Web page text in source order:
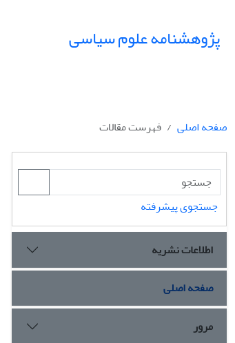
پژوهشنامه علوم سیاسی
صفحه اصلی
فهرست مقالات
جستجوی پیشرفته
اطلاعات نشریه
صفحه اصلی
مرور